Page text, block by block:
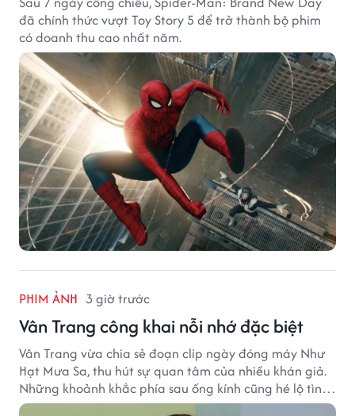
đã chính thức vượt Toy Story 5 để trở thành bộ phim
có doanh thu cao nhất năm.
PHIM ẢNH 3 giờ trước
Vân Trang công khai nỗi nhớ đặc biệt
Vân Trang vừa chia sẻ đoạn clip ngày đóng máy Như
Hạt Mưa Sa, thu hút sự quan tâm của nhiều khán giả.
Những khoảnh khắc phía sau ống kính cũng hé lộ tình
cảm đặc biệt mà nữ diễn viên dành cho ê-kíp bộ phim.